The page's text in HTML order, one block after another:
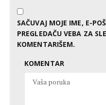
SAČUVAJ MOJE IME, E-
PREGLEDAČU VEBA ZA
KOMENTARIŠEM.
KOMENTAR